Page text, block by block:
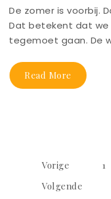
De zomer is voorbij.
Dat betekent dat we
tegemoet gaan. De
Read More
Vorige 1
Volgende